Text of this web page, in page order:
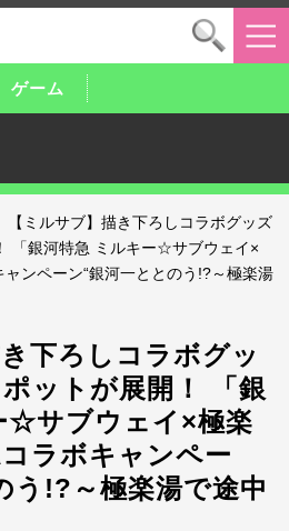
ゲーム
【ミルサブ】描き下ろしコラボグッズ
「銀河特急 ミルキー☆サブウェイ×
ンペーン“銀河一ととのう!?～極楽湯
下ろしコラボグッ
ットが展開！ 「銀
☆サブウェイ×極楽
ラボキャンペー
う!?～極楽湯で途中